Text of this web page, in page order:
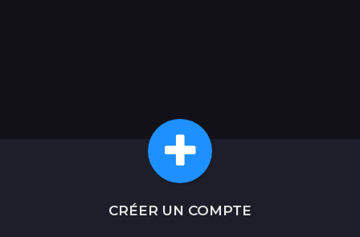
CRÉER UN COMPTE